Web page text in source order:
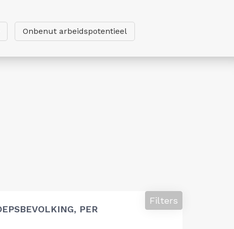
Onbenut arbeidspotentieel
PER
Filters